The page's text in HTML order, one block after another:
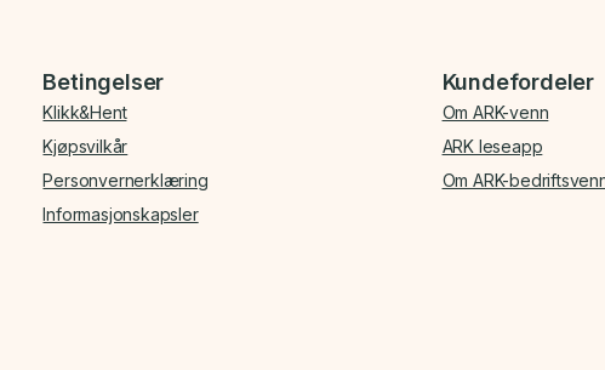
Betingelser
Klikk&Hent
Kjøpsvilkår
Personvernerklæring
Informasjonskapsler
Kundefordeler
Om ARK-venn
ARK leseapp
Om ARK-